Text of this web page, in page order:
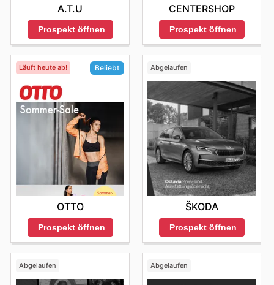
A.T.U
Prospekt öffnen
CENTERSHOP
Prospekt öffnen
Läuft heute ab! Beliebt
OTTO
Prospekt öffnen
Abgelaufen
ŠKODA
Prospekt öffnen
Abgelaufen Abgelaufen